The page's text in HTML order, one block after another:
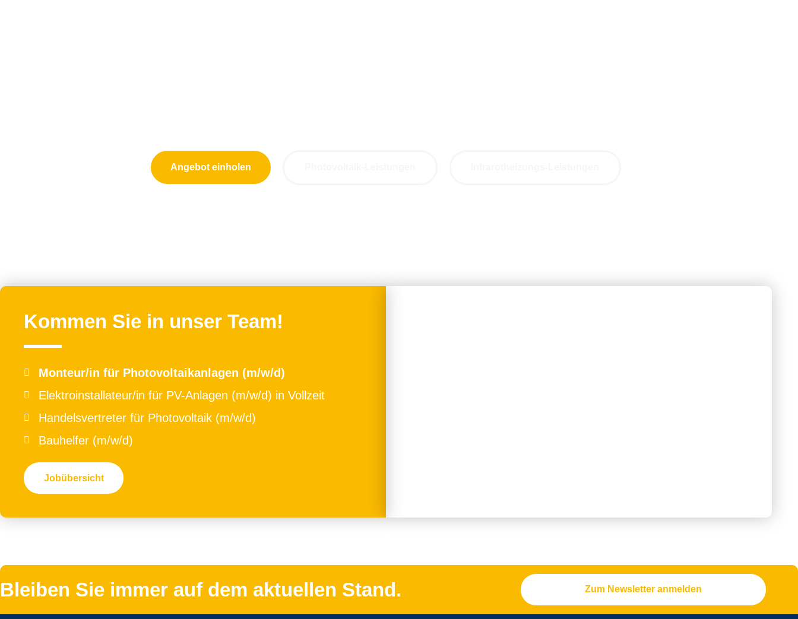
Angebot einholen
Kommen Sie in unser Team!
Monteur/in für Photovoltaikanlagen (m/w/d)
Elektroinstallateur/in für PV-Anlagen (m/w/d) in Vollzeit
Handelsvertreter für Photovoltaik (m/w/d)
Bauhelfer (m/w/d)
Jobübersicht
Bleiben Sie immer auf dem aktuellen Stand. Zum Newsletter anmelden